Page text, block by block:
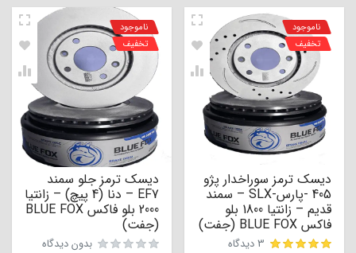
ناموجود
تخفیف
دیسک ترمز سوراخدار پژو
405 -پارس-SLX – سمند
قدیم – زانتیا 1800 بلو
فاکس BLUE FOX (جفت)
3 دیدگاه
ناموجود
تخفیف
دیسک ترمز جلو سمند
EF7 – دنا (4 پیچ) – زانتیا
2000 بلو فاکس BLUE FOX
(جفت)
بدون دیدگاه